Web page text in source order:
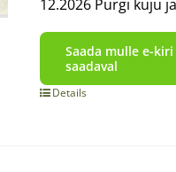
12.2026 Purgi kuju
Saada mulle e-
saadaval
Details